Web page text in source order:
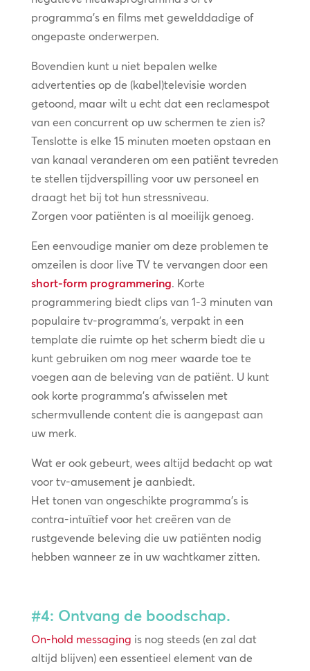
programma’s en films met gewelddadige of
ongepaste onderwerpen.
Bovendien kunt u niet bepalen welke
advertenties op de (kabel)televisie worden
getoond, maar wilt u echt dat een reclamespot
van een concurrent op uw schermen te zien is?
Tenslotte is elke 15 minuten moeten opstaan en
van kanaal veranderen om een patiënt tevreden
te stellen tijdverspilling voor uw personeel en
draagt het bij tot hun stressniveau.
Zorgen voor patiënten is al moeilijk genoeg.
Een eenvoudige manier om deze problemen te
omzeilen is door live TV te vervangen door een
short-form programmering. Korte
programmering biedt clips van 1-3 minuten van
populaire tv-programma’s, verpakt in een
template die ruimte op het scherm biedt die u
kunt gebruiken om nog meer waarde toe te
voegen aan de beleving van de patiënt. U kunt
ook korte programma’s afwisselen met
schermvullende content die is aangepast aan
uw merk.
Wat er ook gebeurt, wees altijd bedacht op wat
voor tv-amusement je aanbiedt.
Het tonen van ongeschikte programma’s is
contra-intuïtief voor het creëren van de
rustgevende beleving die uw patiënten nodig
hebben wanneer ze in uw wachtkamer zitten.
#4: Ontvang de boodschap.
On-hold messaging is nog steeds (en zal dat
altijd blijven) een essentieel element van de